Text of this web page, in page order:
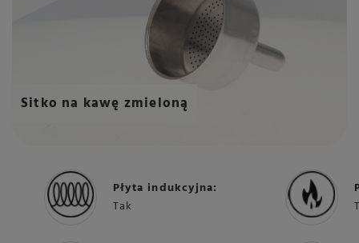
Sitko na kawę zmieloną
Płyta indukcyjna:
Tak